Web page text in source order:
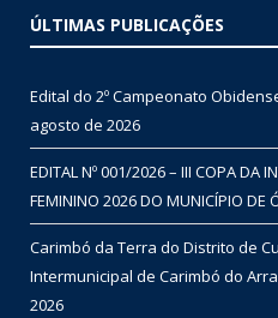
ÚLTIMAS PUBLICAÇÕES
Edital do 2º Campeonato
agosto de 2026
EDITAL Nº 001/2026 – III COPA DA
FEMININO 2026 DO MUNICÍPIO DE
Carimbó da Terra do Distrito de
Intermunicipal de Carimbó do
2026